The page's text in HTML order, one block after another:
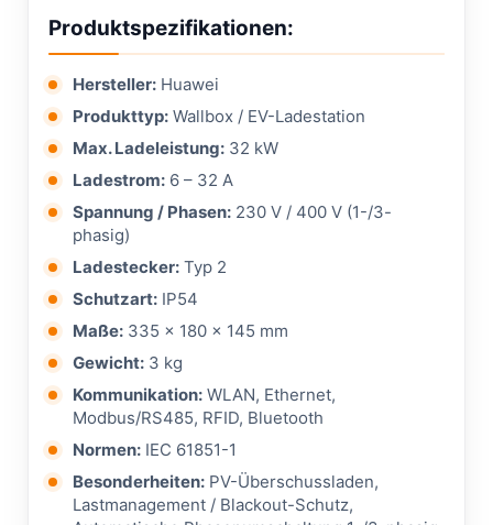
Produktspezifikationen:
Hersteller: Huawei
Produkttyp: Wallbox / EV-Ladestation
Max. Ladeleistung: 32 kW
Ladestrom: 6 – 32 A
Spannung / Phasen: 230 V / 400 V (1-/3-
phasig)
Ladestecker: Typ 2
Schutzart: IP54
Maße: 335 × 180 × 145 mm
Gewicht: 3 kg
Kommunikation: WLAN, Ethernet,
Modbus/RS485, RFID, Bluetooth
Normen: IEC 61851-1
Besonderheiten: PV-Überschussladen,
Lastmanagement / Blackout-Schutz,